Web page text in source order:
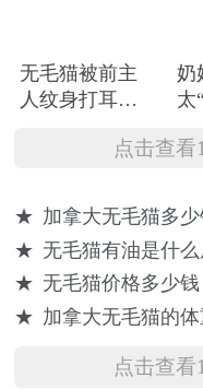
无毛猫被前主
人纹身打耳
奶
太
何
点击查看
★ 加拿大无毛猫多少钱
★ 无毛猫有油是什么原因引
★ 无毛猫价格多少钱
★ 加拿大无毛猫的体重是
点击查看